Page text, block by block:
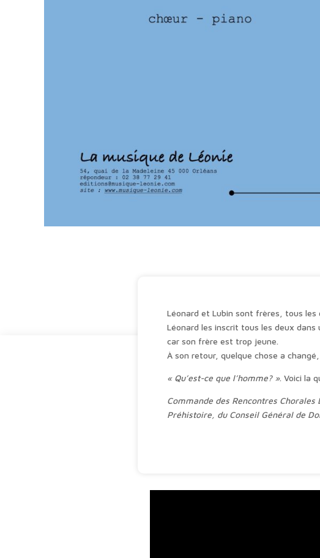
Léonard et Lubin sont frères, tous les
Léonard les inscrit tous les deux
car son frère est trop jeune.
À son retour, quelque chose a
« Qu’est-ce que l’homme? ». Voici la
Commande des Rencontres
Préhistoire, du Conseil Général de